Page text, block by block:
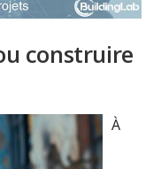
construire
À